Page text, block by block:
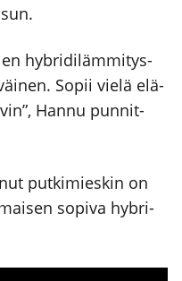
hybri­di­läm­mi­tys­
Sopii vie­lä elä­
Han­nu pun­nit­
put­ki­mies­kin on
sopi­va hybri­